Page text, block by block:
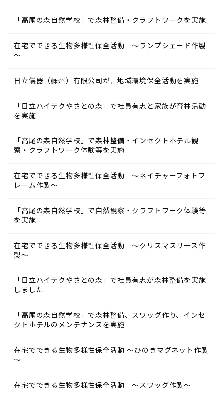
「高尾の森自然学校」で森林整備・クラフトワークを実施
在宅でできる生物多様性保全活動 ～ランプシェード作製
～
日立儀器（蘇州）有限公司が、地域環境保全活動を実施
「日立ハイテクやさとの森」で社員有志と家族が育林活動
を実施
「高尾の森自然学校」で森林整備・インセクトホテル観
察・クラフトワーク体験等を実施
在宅でできる生物多様性保全活動 ～ネイチャーフォトフ
レーム作製～
「高尾の森自然学校」で自然観察・クラフトワーク体験等
を実施
在宅でできる生物多様性保全活動 ～クリスマスリース作
製～
「日立ハイテクやさとの森」で社員有志が森林整備を実施
しました
「高尾の森自然学校」で森林整備、スワッグ作り、インセ
クトホテルのメンテナンスを実施
在宅でできる生物多様性保全活動 ～ひのきマグネット作製
～
在宅でできる生物多様性保全活動 ～スワッグ作製～